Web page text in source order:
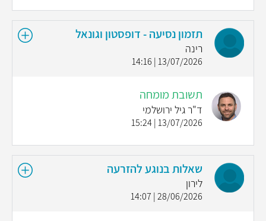
תזמון נסיעה - דופסטון וגונאל
רינה
13/07/2026 | 14:16
תשובת מומחה
ד"ר גיל ירושלמי
13/07/2026 | 15:24
שאלות בנוגע להזרעה
לירון
28/06/2026 | 14:07